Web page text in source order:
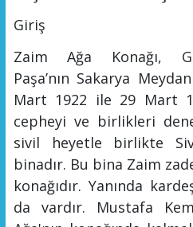
Giriş
Zaim Ağa Konağı,
Paşa’nın Sakarya
Mart 1922 ile 29 Mart
cepheyi ve birlikleri
sivil heyetle birlikte
binadır. Bu bina Zaim
konağıdır. Yanında
da vardır. Mustafa